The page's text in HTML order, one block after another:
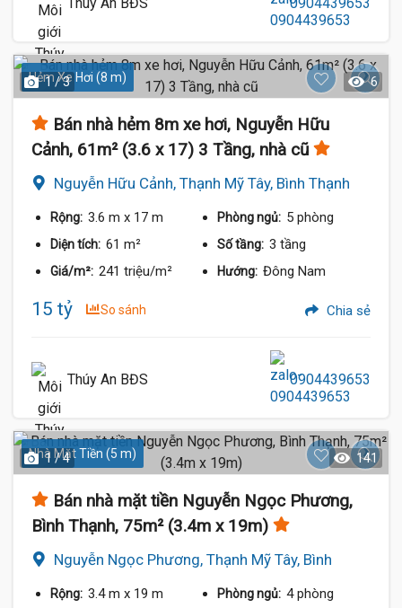
Hẻm Xe Hơi (8 m)
1 / 3 6
Bán nhà hẻm 8m xe hơi, Nguyễn Hữu
Cảnh, 61m² (3.6 x 17) 3 Tầng, nhà cũ
Nguyễn Hữu Cảnh, Thạnh Mỹ Tây, Bình Thạnh
Rộng: 3.6 m x 17 m Phòng ngủ: 5 phòng
Diện tích: 61 m² Số tầng: 3 tầng
Giá/m²: 241 triệu/m² Hướng: Đông Nam
15 tỷ So sánh Chia sẻ
Thúy An BĐS 0904439653
Nhà Mặt Tiền (5 m)
1 / 4 141
Bán nhà mặt tiền Nguyễn Ngọc Phương,
Bình Thạnh, 75m² (3.4m x 19m)
Nguyễn Ngọc Phương, Thạnh Mỹ Tây, Bình
Rộng: 3.4 m x 19 m Phòng ngủ: 4 phòng